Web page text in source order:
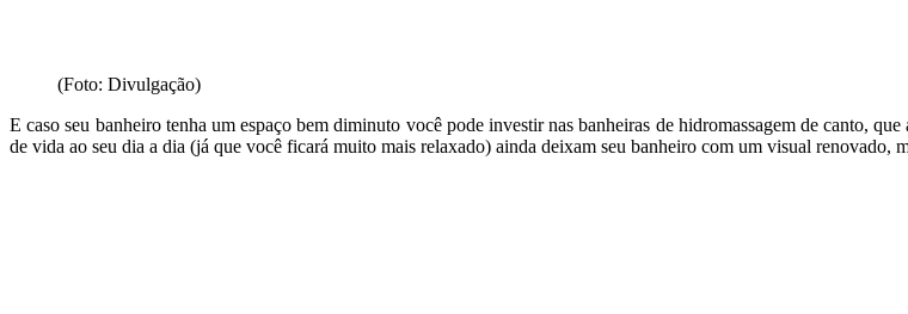
(Foto: Divulgação)
E caso seu banheiro tenha um espaço bem diminuto você pode investir nas banheiras de hidromassagem de canto,
de vida ao seu dia a dia (já que você ficará muito mais relaxado) ainda deixam seu banheiro com um visual renovado,